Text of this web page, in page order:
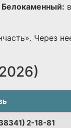
Через
2-18-81